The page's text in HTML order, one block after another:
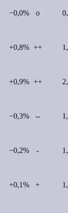
−0,0% o
+0,8% ++
+0,9% ++
−0,3% --
−0,2% -
+0,1% +